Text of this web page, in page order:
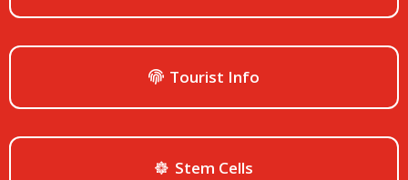
Tourist Info
Stem Cells